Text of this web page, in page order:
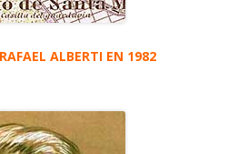
ALBERTI EN 1982